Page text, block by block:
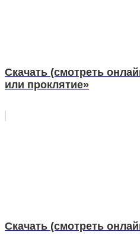
Скачать (смотреть
или проклятие»
Скачать (смотреть